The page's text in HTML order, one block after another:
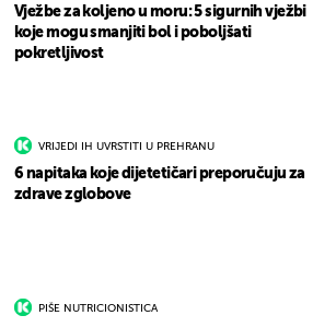
Vježbe za koljeno u moru: 5 sigurnih vježbi
koje mogu smanjiti bol i poboljšati
pokretljivost
VRIJEDI IH UVRSTITI U PREHRANU
6 napitaka koje dijetetičari preporučuju za
zdrave zglobove
PIŠE NUTRICIONISTICA